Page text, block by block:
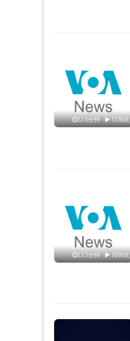
12.6分钟 1536次
13.5分钟 1698次